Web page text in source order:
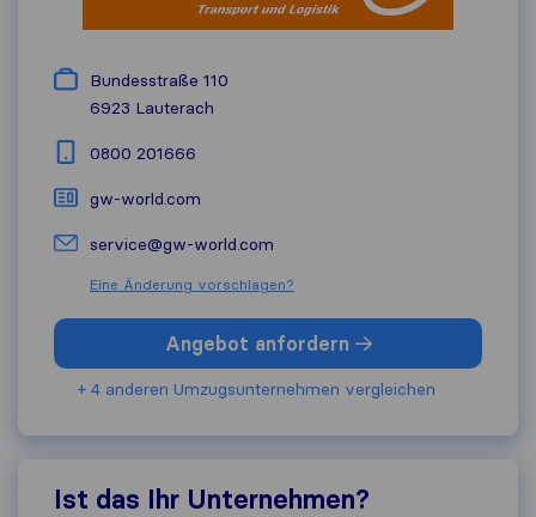
Bundesstraße 110
6923 Lauterach
0800 201666
gw-world.com
service@gw-world.com
Eine Änderung vorschlagen?
Angebot anfordern
+ 4 anderen Umzugs​unternehmen vergleichen
Ist das Ihr Unternehmen?